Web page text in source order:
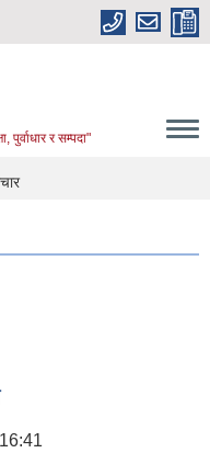
पुर्वाधार र सम्पदा"